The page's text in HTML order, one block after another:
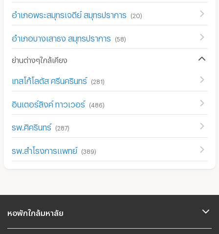
อำเภอพระสมุทรเจดีย์ สมุทรปราการ (20)
อำเภอบางเสาธง สมุทรปราการ (58)
ย่านต่างๆใกล้เคียง
เทสโก้โลตัส ศรีนครินทร์ (281)
อินเตอร์ลิงค์ ทาวเวอร์ (486)
รพ.ศิครินทร์ (287)
รพ.สำโรงการแพทย์ (389)
หอพักใกล้มหาลัย